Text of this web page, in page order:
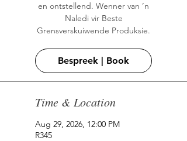
en ontstellend. Wenner van ’n
Naledi vir Beste
Grensverskuiwende Produksie.
Bespreek | Book
Time & Location
Aug 29, 2026, 12:00 PM
R345